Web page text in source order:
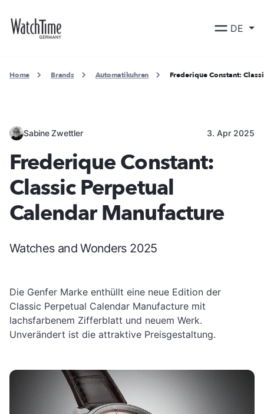
DE
Home Brands Automatikuhren Frederique Constant:
Sabine Zwettler 3. Apr 2025
Frederique Constant:
Classic Perpetual
Calendar Manufacture
Watches and Wonders 2025
Die Genfer Marke enthüllt eine neue Edition der
Classic Perpetual Calendar Manufacture mit
lachsfarbenem Zifferblatt und neuem Werk.
Unverändert ist die attraktive Preisgestaltung.